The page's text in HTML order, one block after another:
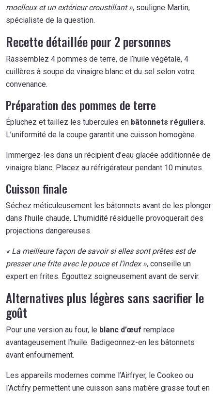
moelleux et un extérieur croustillant », souligne Martin,
spécialiste de la question.
Recette détaillée pour 2 personnes
Rassemblez 4 pommes de terre, de l’huile végétale, 4
cuillères à soupe de vinaigre blanc et du sel selon votre
convenance.
Préparation des pommes de terre
Épluchez et taillez les tubercules en bâtonnets réguliers.
L’uniformité de la coupe garantit une cuisson homogène.
Immergez-les dans un récipient d’eau glacée additionnée de
vinaigre blanc. Placez au réfrigérateur pendant 10 minutes.
Cuisson finale
Séchez méticuleusement les bâtonnets avant de les plonger
dans l’huile chaude. L’humidité résiduelle provoquerait des
projections dangereuses.
« La meilleure façon de savoir si elles sont prêtes est de
presser une frite avec le pouce et l’index », conseille un
expert en frites. Égouttez soigneusement avant de servir.
Alternatives plus légères sans sacrifier le
goût
Pour une version au four, le blanc d’œuf remplace
avantageusement l’huile. Badigeonnez-en les bâtonnets
avant enfournement.
Les appareils modernes comme l’Airfryer, le Cookeo ou
l’Actifry permettent une cuisson sans matière grasse tout en